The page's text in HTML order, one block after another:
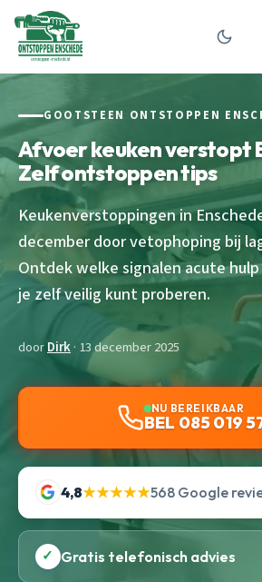
GOOTSTEEN ONTSTOPPEN
Afvoer keuken verstopt
Zelf ontstoppen tips
Keukenverstoppingen in
december door vetophoping bij
Ontdek welke signalen acute
je zelf veilig kunt proberen.
doorDirk· 13 december 2025
NU BEREIKBAAR
BEL 085 019
4,8★★★★★568 Google
✓ Gratis telefonisch advies